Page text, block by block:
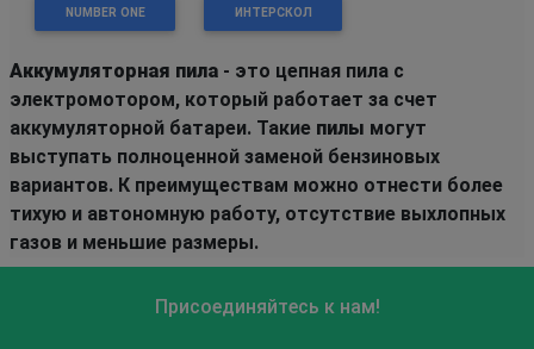
NUMBER ONE ИНТЕРСКОЛ
Аккумуляторная пила - это цепная пила с
электромотором, который работает за счет
аккумуляторной батареи. Такие пилы могут
выступать полноценной заменой бензиновых
вариантов. К преимуществам можно отнести более
тихую и автономную работу, отсутствие выхлопных
газов и меньшие размеры.
Присоединяйтесь к нам!